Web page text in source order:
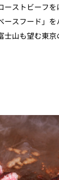
ーストビーフ
ースフード」を
士山も望む東京